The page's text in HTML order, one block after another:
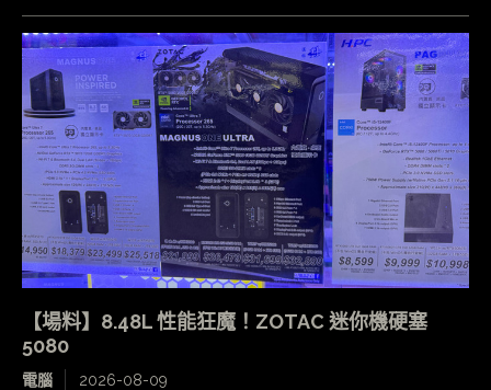
【場料】8.48L 性能狂魔！ZOTAC 迷你機硬塞
5080
電腦 2026-08-09